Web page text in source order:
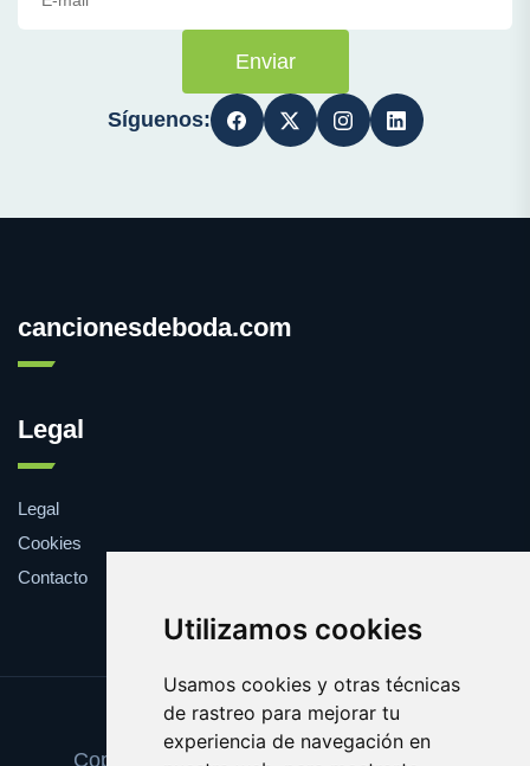
Utilizamos cookies
Usamos cookies y otras técnicas
de rastreo para mejorar tu
experiencia de navegación en
Enviar
Síguenos:
cancionesdeboda.com
Legal
Legal
Cookies
Contacto
Update cookies preferences
Copyright © 2025 cancionesdeboda.com